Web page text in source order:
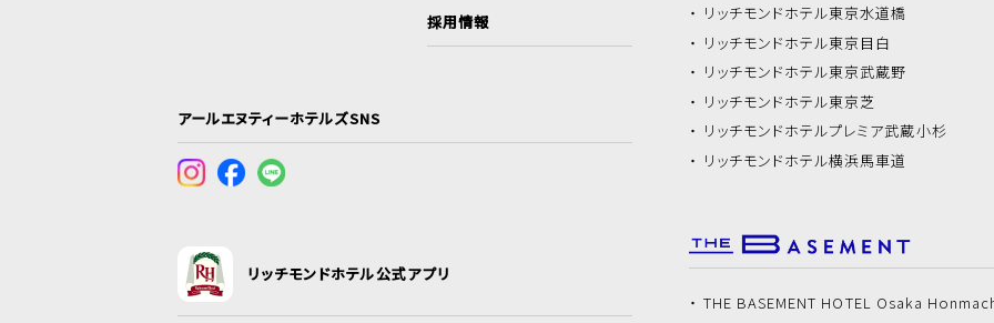
採用情報
アールエヌティーホテルズSNS
リッチモンドホテル公式アプリ
リッチモンドホテル東京水道橋
リッチモンドホテル東京目白
リッチモンドホテル東京武蔵野
リッチモンドホテル東京芝
リッチモンドホテルプレミア武蔵小杉
リッチモンドホテル横浜馬車道
THE BASEMENT HOTEL Osaka